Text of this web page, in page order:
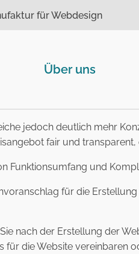
für Webdesign
Über uns
jedoch deutlich mehr
fair und
Funktionsumfang und
für die
nach der Erstellung der
die Website vereinbaren